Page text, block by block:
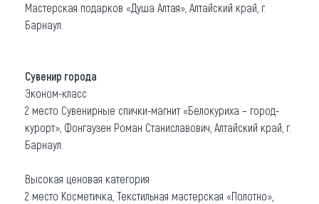
Мастерская подарков «Душа Алтая», Алтайский край, г.
Барнаул.
Сувенир города
Эконом-класс
2 место Сувенирные спички-магнит «Белокуриха – город-
курорт», Фонгаузен Роман Станиславович, Алтайский край, г.
Барнаул.
Высокая ценовая категория
2 место Косметичка, Текстильная мастерская «Полотно»,